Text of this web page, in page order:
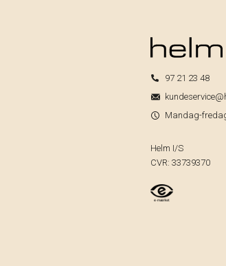
97 21 23 48
Mandag-
Helm I/S
CVR: 33739370